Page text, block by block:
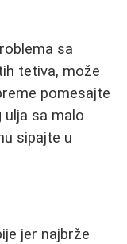
sa
tetiva, može
pomesajte
ulja sa malo
sipajte u
jer najbrže